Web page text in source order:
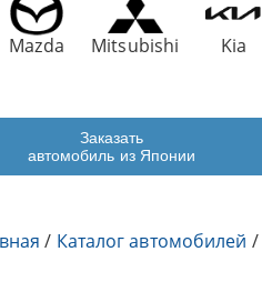
Mazda Mitsubishi Kia
Заказать
автомобиль из Японии
/ Каталог автомобилей /